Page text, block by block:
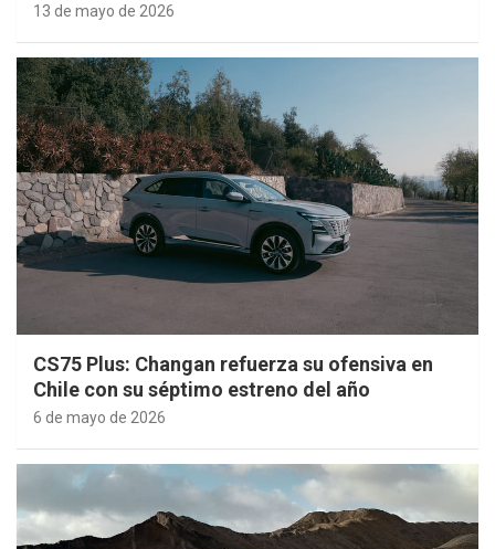
13 de mayo de 2026
CS75 Plus: Changan refuerza su ofensiva en
Chile con su séptimo estreno del año
6 de mayo de 2026